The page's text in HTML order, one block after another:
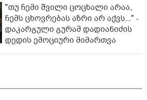
"თუ ჩემი შვილი ცოცხალი არაა,
ჩემს ცხოვრებას აზრი არ აქვს..." -
დაკარგული გურამ დადიანიძის
დედის ემოციური მიმართვა